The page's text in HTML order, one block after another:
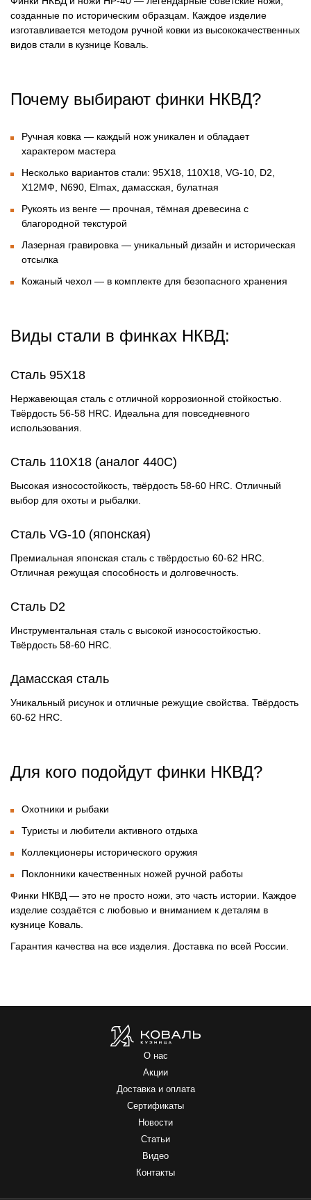
созданные по историческим образцам. Каждое изделие
изготавливается методом ручной ковки из высококачественных
видов стали в кузнице Коваль.
Почему выбирают финки НКВД?
Ручная ковка — каждый нож уникален и обладает
характером мастера
Несколько вариантов стали: 95Х18, 110Х18, VG-10, D2,
Х12МФ, N690, Elmax, дамасская, булатная
Рукоять из венге — прочная, тёмная древесина с
благородной текстурой
Лазерная гравировка — уникальный дизайн и историческая
отсылка
Кожаный чехол — в комплекте для безопасного хранения
Виды стали в финках НКВД:
Сталь 95Х18
Нержавеющая сталь с отличной коррозионной стойкостью.
Твёрдость 56-58 HRC. Идеальна для повседневного
использования.
Сталь 110Х18 (аналог 440С)
Высокая износостойкость, твёрдость 58-60 HRC. Отличный
выбор для охоты и рыбалки.
Сталь VG-10 (японская)
Премиальная японская сталь с твёрдостью 60-62 HRC.
Отличная режущая способность и долговечность.
Сталь D2
Инструментальная сталь с высокой износостойкостью.
Твёрдость 58-60 HRC.
Дамасская сталь
Уникальный рисунок и отличные режущие свойства. Твёрдость
60-62 HRC.
Для кого подойдут финки НКВД?
Охотники и рыбаки
Туристы и любители активного отдыха
Коллекционеры исторического оружия
Поклонники качественных ножей ручной работы
Финки НКВД— это не просто ножи, это часть истории. Каждое
изделие создаётся с любовью и вниманием к деталям в
кузнице Коваль.
Гарантия качества на все изделия. Доставка по всей России.
О нас
Акции
Доставка и оплата
Сертификаты
Новости
Статьи
Видео
Контакты